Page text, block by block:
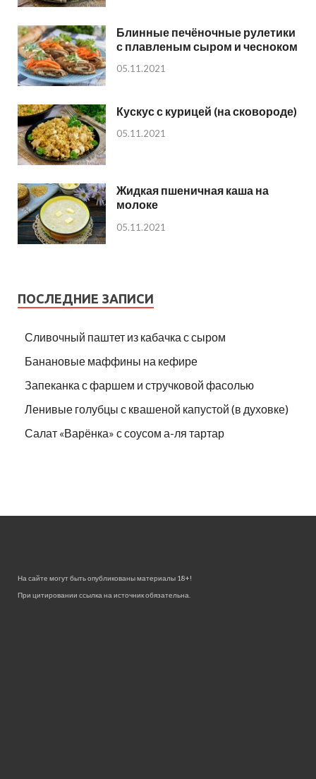
Блинные печёночные рулетики
с плавленым сыром и чесноком
05.11.2021
Кускус с курицей (на сковороде)
05.11.2021
Жидкая пшеничная каша на
молоке
05.11.2021
ПОСЛЕДНИЕ ЗАПИСИ
Сливочный паштет из кабачка с сыром
Банановые маффины на кефире
Запеканка с фаршем и стручковой фасолью
Ленивые голубцы с квашеной капустой (в духовке)
Салат «Варёнка» с соусом а-ля тартар
На сайте могут быть опубликованы материалы 18+!
При цитировании ссылка на источник обязательна.